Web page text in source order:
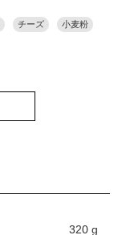
チーズ 小麦粉
320 g